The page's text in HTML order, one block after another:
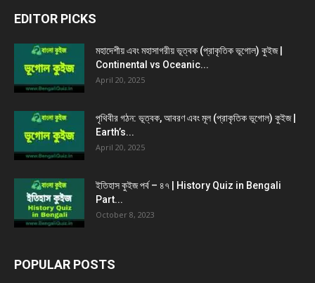
EDITOR PICKS
মহাদেশীয় এবং মহাসাগরীয় ভূত্বক (প্রাকৃতিক ভূগোল) কুইজ |
Continental vs Oceanic...
April 20, 2025
পৃথিবীর গঠন: ভূত্বক, আবরণ এবং মূল (প্রাকৃতিক ভূগোল) কুইজ |
Earth’s...
April 20, 2025
ইতিহাস কুইজ পর্ব – ৪৭ | History Quiz in Bengali
Part...
October 8, 2023
POPULAR POSTS